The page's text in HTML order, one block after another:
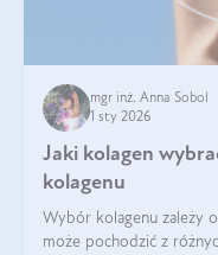
mgr inż. Anna Sobol
1 sty 2026
Jaki kolagen
kolagenu
Wybór kolagenu zależy
może pochodzić z